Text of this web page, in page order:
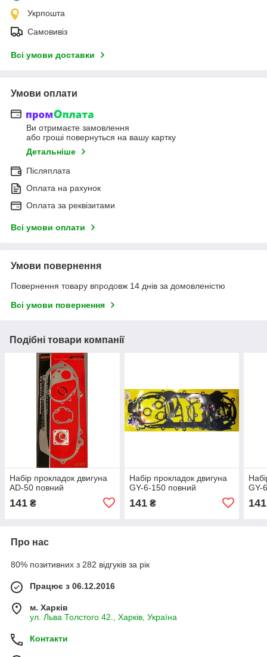
Укрпошта
Самовивіз
Всі умови доставки
Умови оплати
Ви отримаєте замовлення
або гроші повернуться на вашу картку
Детальніше
Післяплата
Оплата на рахунок
Оплата за реквізитами
Всі умови оплати
Умови повернення
Повернення товару впродовж 14 днів за домовленістю
Всі умови повернення
Подібні товари компанії
Набір прокладок двигуна
AD-50 повний
141 ₴
Набір прокладок двигуна
GY-6-150 повний
141₴
GY-
141
Про нас
80% позитивних з 282 відгуків за рік
Працює з 06.12.2016
м. Харків
ул. Льва Толстого 42., Харків, Україна
Контакти